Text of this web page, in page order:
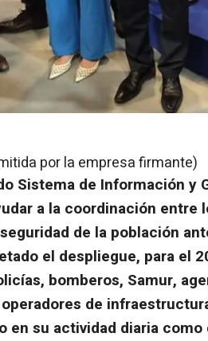
por la empresa firmante)
Sistema de Información y
a la coordinación entre
de la población
el despliegue, para el
bomberos, Samur,
de
en su actividad diaria